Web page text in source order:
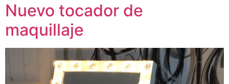
Nuevo tocador de
maquillaje